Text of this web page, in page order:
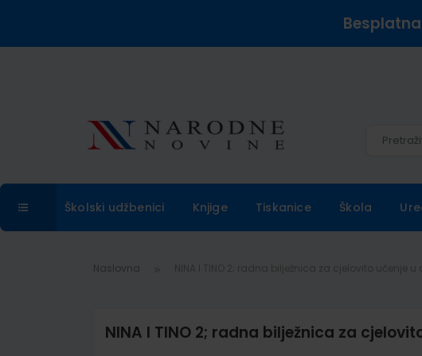
Školski udžbenici Knjige Tiskanice Škola
Naslovna
NINA I TINO 2; radna bilježnica za